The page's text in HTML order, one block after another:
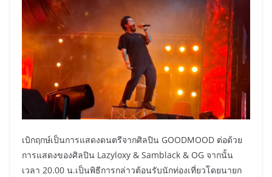
เบิกฤกษ์เป็นการแสดงดนตรีจากศิลปิน GOODMOOD ต่อด้วย
การแสดงของศิลปิน Lazyloxy & Samblack & OG จากนั้น
เวลา 20.00 น.เป็นพิธีการกล่าวต้อนรับนักท่องเที่ยวโดยนายก